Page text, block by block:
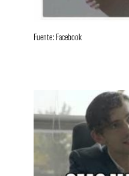
Fuente: Facebook